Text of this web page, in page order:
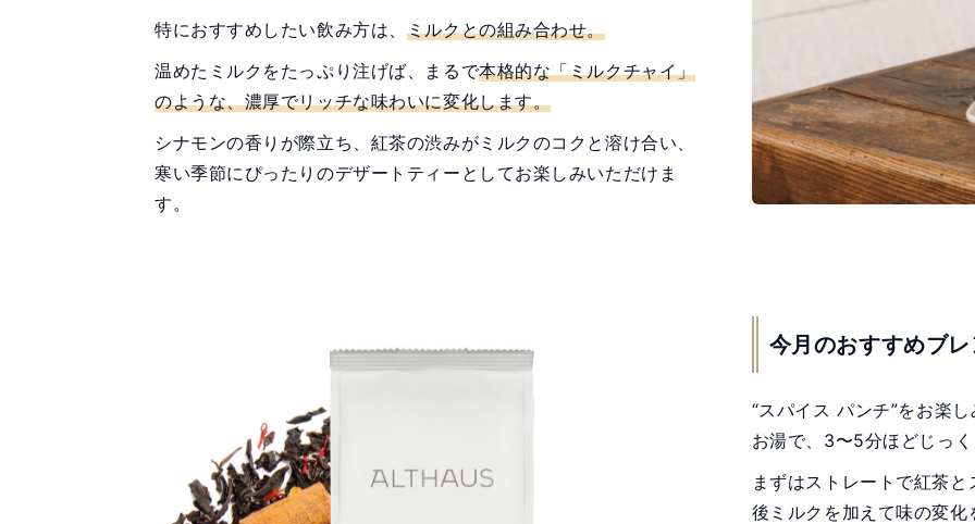
特におすすめしたい飲み方は、 ミルクとの組み合わせ。
温めたミルクをたっぷり注げば、まるで本格的な「ミルクチャイ」
のような、濃厚でリッチな味わいに変化します。
シナモンの香りが際立ち、紅茶の渋みがミルクのコクと溶け合い、
寒い季節にぴったりのデザートティーとしてお楽しみいただけま
す。
今月のおすすめブ
“スパイス パンチ”をお楽
お湯で、3〜5分ほどじっ
まずはストレートで紅茶
後ミルクを加えて味の変